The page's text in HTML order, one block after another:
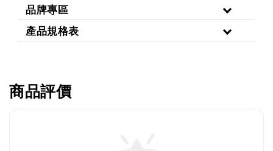
品牌專區
產品規格表
商品評價